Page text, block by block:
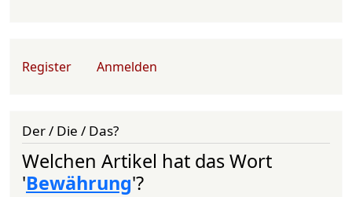
User account menu
Register Anmelden
Der / Die / Das?
Welchen Artikel hat das Wort
'Bewährung'?